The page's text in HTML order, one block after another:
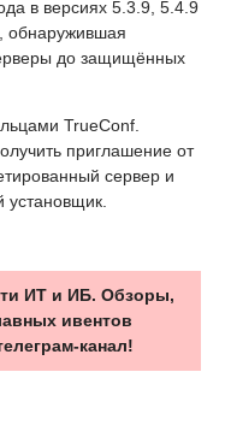
в версиях 5.3.9, 5.4.9
обнаружившая
до защищённых
TrueConf.
приглашение от
сервер и
установщик.
ИТ и ИБ. Обзоры,
ивентов
канал!